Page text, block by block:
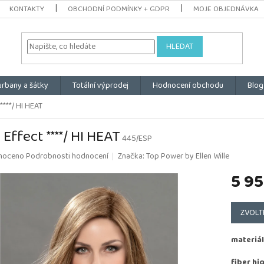
KONTAKTY OBCHODNÍ PODMÍNKY + GDPR MOJE OBJEDNÁVKA
HLEDAT
a šátky Totální výprodej Hodnocení obchodu Blog
HI HEAT
****/ HI HEAT445/ESP
Podrobnosti hodnocení Značka:Top Power by Ellen Wille
5
Měrná
cena: